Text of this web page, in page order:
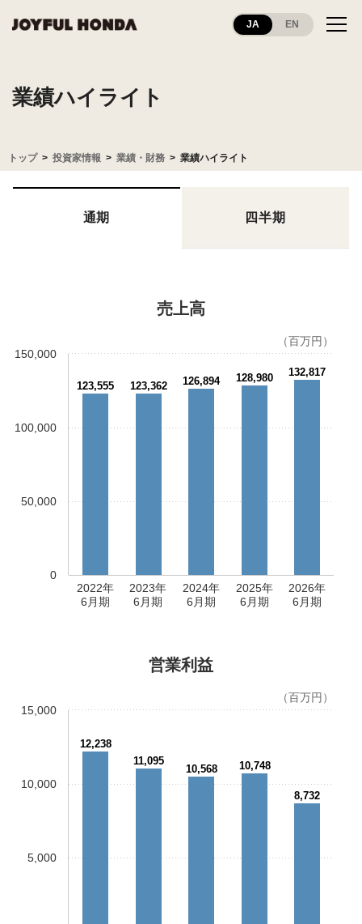
業績ハイライト
トップ 投資家情報 業績・財務 業績ハイライト
通期 四半期
売上高
2022年
6月期
2023年
6月期
2024年
6月期
2025年
6月期
2026年
6月期
0
50,000
100,000
150,000
（百万円）
123,555 123,362 126,894 128,980 132,817
営業利益
5,000
10,000
15,000
（百万円）
12,238
11,095
10,568 10,748
8,732
JA EN